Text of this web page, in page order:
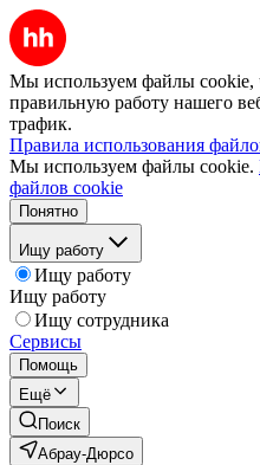
Мы используем файлы cookie,
правильную работу нашего
трафик.
Правила использования
Мы используем файлы cookie.
файлов cookie
Понятно
Ищу работу
Ищу работу
Ищу работу
Ищу сотрудника
Сервисы
Помощь
Ещё
Поиск
Абрау-Дюрсо